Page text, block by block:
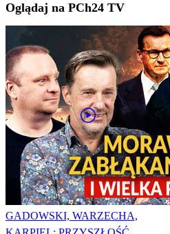
Oglądaj na PCh24 TV
GADOWSKI, WARZECHA,